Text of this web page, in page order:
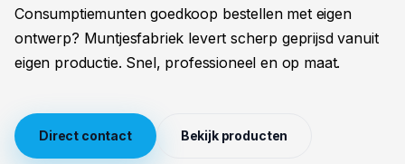
Consumptiemunten goedkoop bestellen met eigen
ontwerp? Muntjesfabriek levert scherp geprijsd vanuit
eigen productie. Snel, professioneel en op maat.
Direct contact Bekijk producten